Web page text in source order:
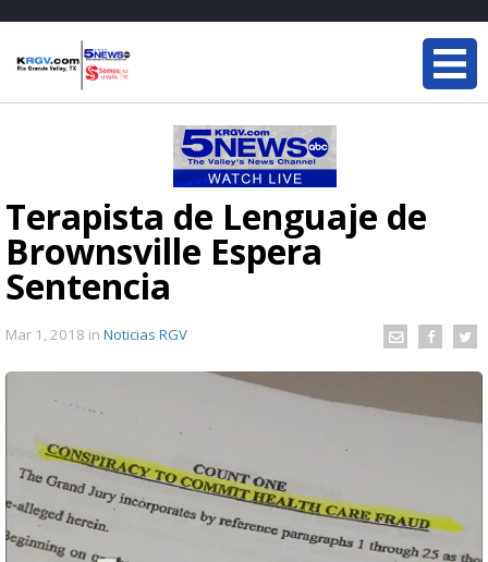
Terapista de Lenguaje de
Brownsville Espera
Sentencia
Mar 1, 2018 in Noticias RGV